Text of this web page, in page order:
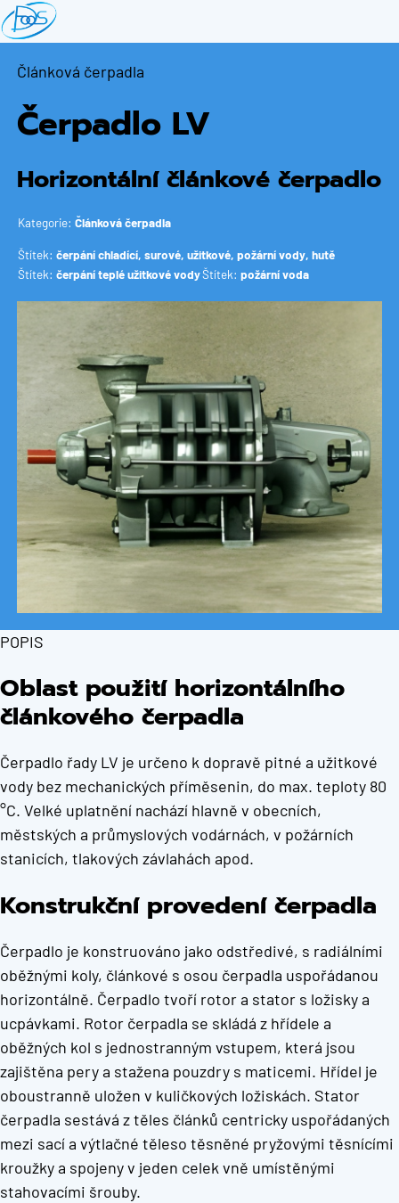
Přejít
k
obsahu
Článková čerpadla
Čerpadlo LV
Horizontální článkové čerpadlo
Kategorie: Článková čerpadla
Štítek: čerpání chladící, surové, užitkové, požární vody, hutě
Štítek: čerpání teplé užitkové vodyŠtítek: požární voda
POPIS
Oblast použití horizontálního
článkového čerpadla
Čerpadlo řady LV je určeno k dopravě pitné a užitkové
vody bez mechanických příměsenin, do max. teploty 80
°C. Velké uplatnění nachází hlavně v obecních,
městských a průmyslových vodárnách, v požárních
stanicích, tlakových závlahách apod.
Konstrukční provedení čerpadla
Čerpadlo je konstruováno jako odstředivé, s radiálními
oběžnými koly, článkové s osou čerpadla uspořádanou
horizontálně. Čerpadlo tvoří rotor a stator s ložisky a
ucpávkami. Rotor čerpadla se skládá z hřídele a
oběžných kol s jednostranným vstupem, která jsou
zajištěna pery a stažena pouzdry s maticemi. Hřídel je
oboustranně uložen v kuličkových ložiskách. Stator
čerpadla sestává z těles článků centricky uspořádaných
mezi sací a výtlačné těleso těsněné pryžovými těsnícími
kroužky a spojeny v jeden celek vně umístěnými
stahovacími šrouby.